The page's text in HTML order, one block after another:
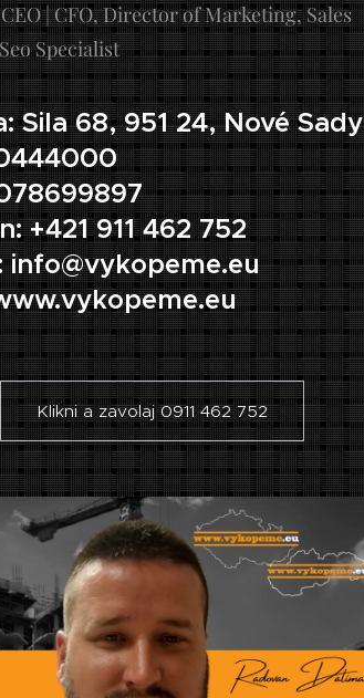
| CFO, Director of Marketing, Sales
Specialist
Sila 68, 951 24, Nové Sady
+421 911 462 752
info@vykopeme.eu
Klikni a zavolaj 0911 462 752